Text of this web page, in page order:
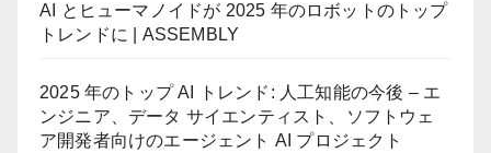
AI とヒューマノイドが 2025 年のロボットのトップ
トレンドに | ASSEMBLY
2025 年のトップ AI トレンド: 人工知能の今後 – エ
ンジニア、データ サイエンティスト、ソフトウェ
ア開発者向けのエージェント AI プロジェクト